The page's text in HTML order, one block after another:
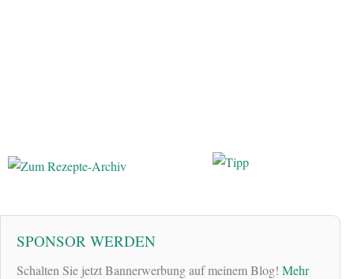
SPONSOR WERDEN
Schalten Sie jetzt Bannerwerbung auf meinem Blog! Mehr